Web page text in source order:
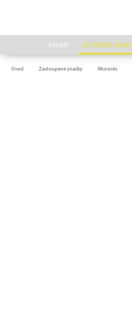
NOVINKY ZASTOUPENÉ ZNAČKY
Úvod Zastoupené značky Microids